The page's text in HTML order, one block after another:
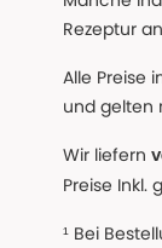
Rezeptur
Alle Preise
und gelten
Wir liefern
Preise Inkl.
¹ Bei